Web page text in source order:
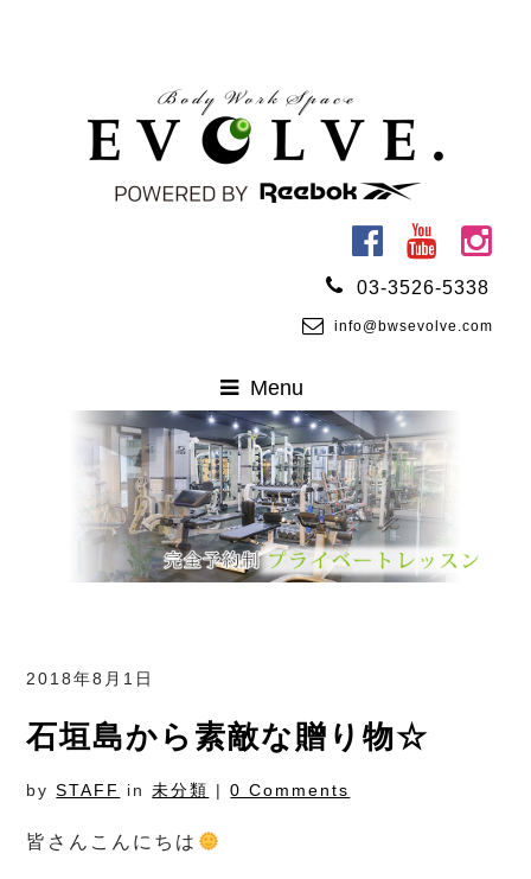
03-3526-5338
info@bwsevolve.com
2018年8月1日
石垣島から素敵な贈り物☆
bySTAFF in未分類 |0 Comments
皆さんこんにちは